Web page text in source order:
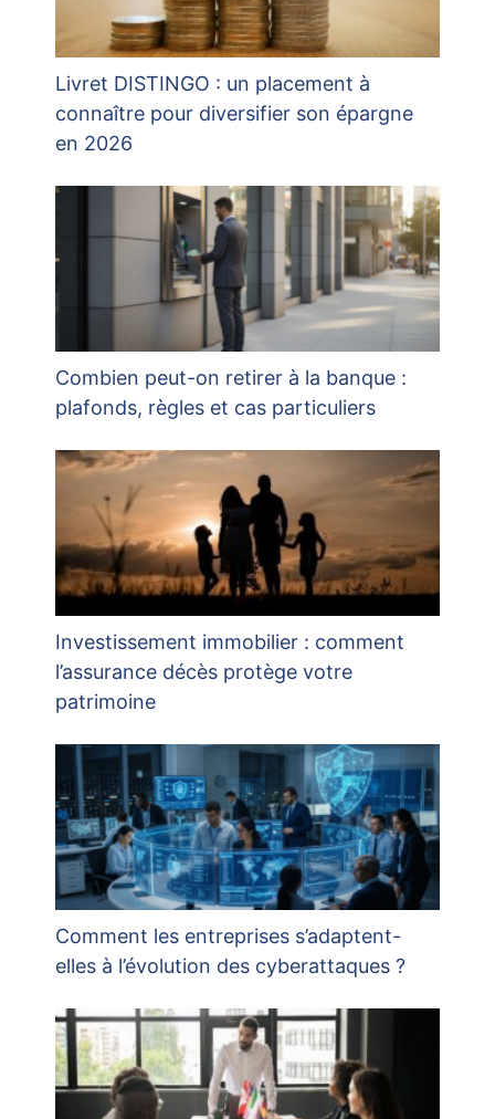
Livret DISTINGO : un placement à
connaître pour diversifier son épargne
en 2026
Combien peut-on retirer à la banque :
plafonds, règles et cas particuliers
Investissement immobilier : comment
l’assurance décès protège votre
patrimoine
Comment les entreprises s’adaptent-
elles à l’évolution des cyberattaques ?